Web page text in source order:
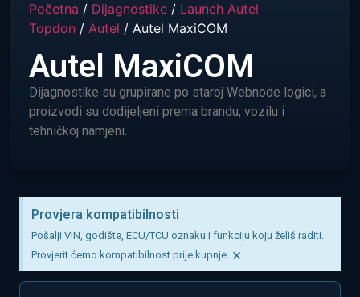
Početna / Dijagnostike / Launch Autel
Topdon / Autel / Autel MaxiCOM
Autel MaxiCOM
Dijagnostike su grupirane po staroj Webnode logici, a
proizvodi su dodijeljeni prema brandu, vozilu i
tehničkoj namjeni.
Provjera kompatibilnosti
Pošalji VIN, godište, ECU/TCU oznaku i funkciju koju želiš raditi.
Provjerit ćemo kompatibilnost prije kupnje. ×